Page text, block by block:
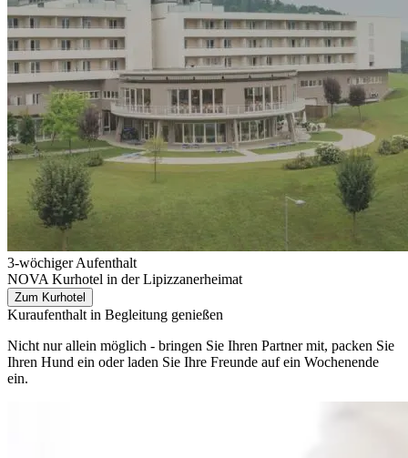
3-wöchiger Aufenthalt
NOVA Kurhotel in der Lipizzanerheimat
Zum Kurhotel
Kuraufenthalt in Begleitung genießen
Nicht nur allein möglich - bringen Sie Ihren Partner mit, packen Sie
Ihren Hund ein oder laden Sie Ihre Freunde auf ein Wochenende
ein.